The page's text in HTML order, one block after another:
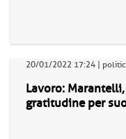
20/01/2022 17:24 |
Lavoro:
gratitudine per